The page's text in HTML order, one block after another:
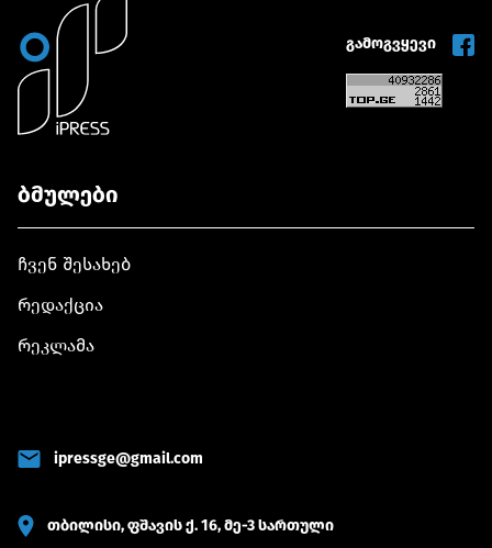
გამოგვყევი
ბმულები
ჩვენ შესახებ
რედაქცია
რეკლამა
ipressge@gmail.com
თბილისი, ფშავის ქ. 16, მე-3 სართული